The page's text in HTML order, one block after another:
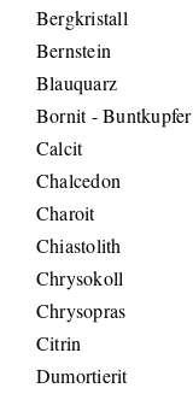
Bergkristall
Bernstein
Blauquarz
Bornit - Buntkupfer
Calcit
Chalcedon
Charoit
Chiastolith
Chrysokoll
Chrysopras
Citrin
Dumortierit